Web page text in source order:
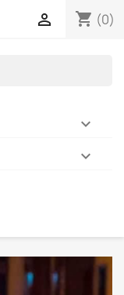
shopping_cart (0)


